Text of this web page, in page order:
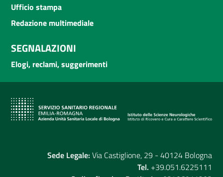
Ufficio stampa
Redazione multimediale
SEGNALAZIONI
Elogi, reclami, suggerimenti
Sede Legale: Via Castiglione, 29 - 40124 Bologna
Tel. +39.051.6225111